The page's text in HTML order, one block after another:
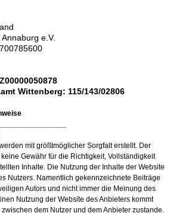
e.V.
700785600
Wittenberg: 115/143/02806
mit größtmöglicher Sorgfalt erstellt. Der
Gewähr für die Richtigkeit, Vollständigkeit
Inhalte. Die Nutzung der Inhalte der Website
Nutzers. Namentlich gekennzeichnete Beiträge
Autors und nicht immer die Meinung des
Nutzung der Website des Anbieters kommt
dem Nutzer und dem Anbieter zustande.